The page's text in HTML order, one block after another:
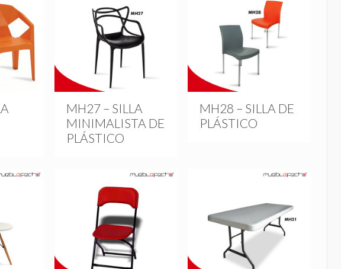
MH27 – SILLA
MINIMALISTA DE
PLÁSTICO
MH28 – SILLA DE
PLÁSTICO